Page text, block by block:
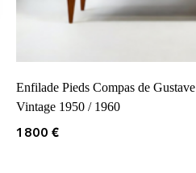
Enfilade Pieds Compas de
Vintage 1950 / 1960
1800 €